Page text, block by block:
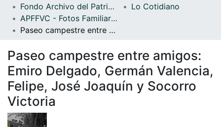
Statistics
Fondo Archivo del Patrimonio Fotográfico y Fílmico del Valle del Cauca
Lo Cotidiano
APFFVC - Fotos Familiares - Patrimonial
Paseo campestre entre amigos: Emiro Delgado, Germán Valencia, Felipe, José Joaquín y Socorro Victoria
Paseo campestre entre amigos:
Emiro Delgado, Germán Valencia,
Felipe, José Joaquín y Socorro
Victoria